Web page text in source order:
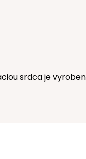
srdca je